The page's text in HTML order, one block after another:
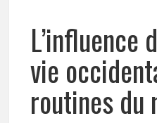
L’influence
vie
routines du